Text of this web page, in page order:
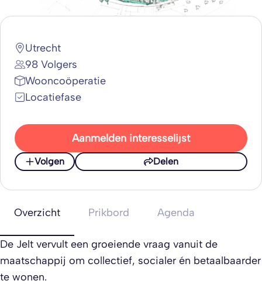
Utrecht
98 Volgers
Wooncoöperatie
Locatiefase
Aanmelden interesselijst
Volgen Delen
Overzicht Prikbord Agenda
De Jelt vervult een groeiende vraag vanuit de
maatschappij om collectief, socialer én betaalbaarder
te wonen.